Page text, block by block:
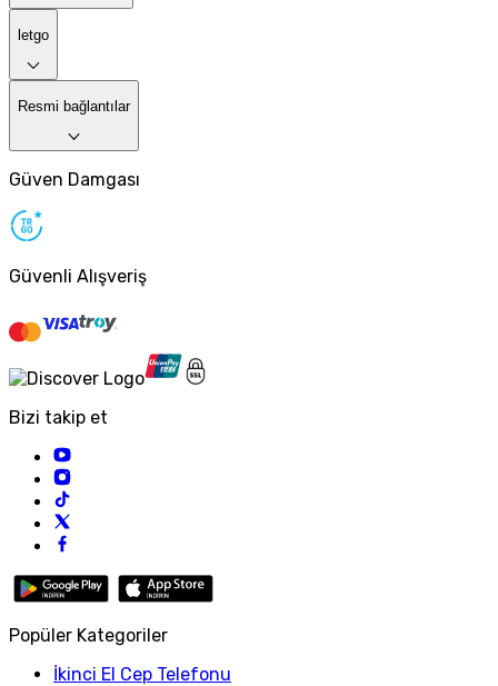
letgo
Resmi bağlantılar
Güven Damgası
Güvenli Alışveriş
Bizi takip et
Popüler Kategoriler
İkinci El Cep Telefonu